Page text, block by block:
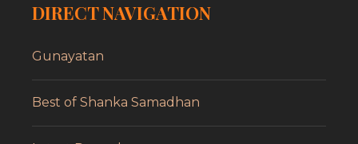
DIRECT NAVIGATION
Gunayatan
Best of Shanka Samadhan